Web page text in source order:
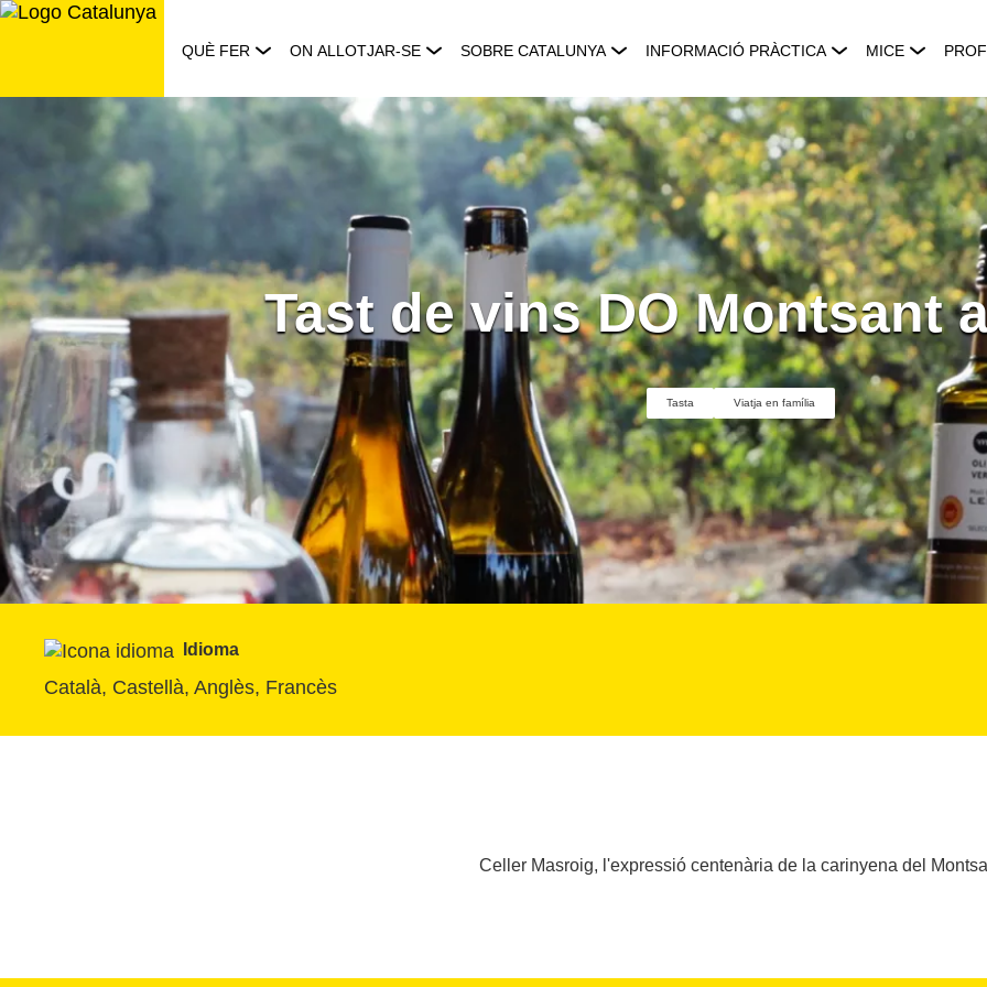
Saltar
QUÈ FER ON ALLOTJAR-SE SOBRE CATALUNYA INFORMACIÓ PRÀCTICA MICE
Tast de vins DO Montsant
Tasta Viatja en família
Idioma
Català, Castellà, Anglès, Francès
Celler Masroig, l'expressió centenària de la carinyena del